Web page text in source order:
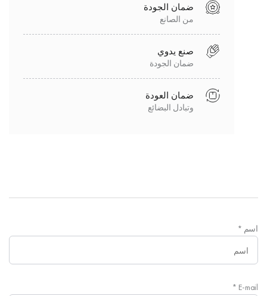
ضمان الجودة
من الصانع
صنع يدوي
ضمان الجودة
ضمان العودة
وتبادل البضائع
اسم *
E-mail
*